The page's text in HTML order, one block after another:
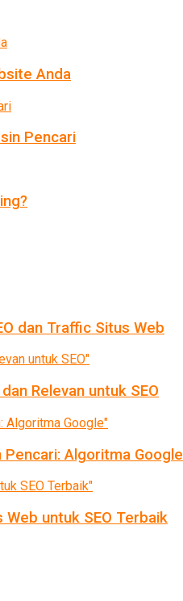
Anda
Pencari
dan Traffic Situs Web
Relevan untuk SEO
Algoritma Google
untuk SEO Terbaik